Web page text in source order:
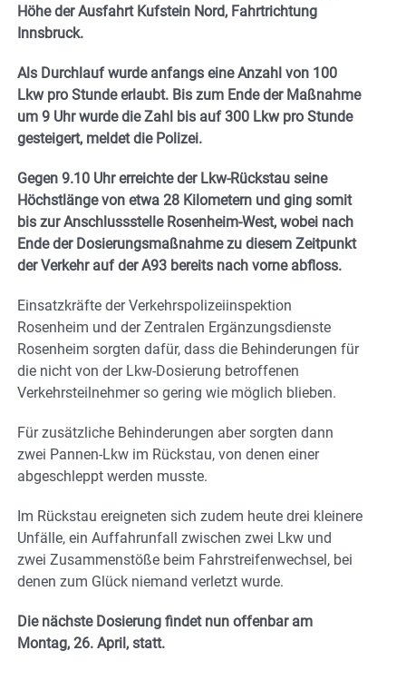
Höhe der Ausfahrt Kufstein Nord, Fahrtrichtung
Innsbruck.
Als Durchlauf wurde anfangs eine Anzahl von 100
Lkw pro Stunde erlaubt. Bis zum Ende der Maßnahme
um 9 Uhr wurde die Zahl bis auf 300 Lkw pro Stunde
gesteigert, meldet die Polizei.
Gegen 9.10 Uhr erreichte der Lkw-Rückstau seine
Höchstlänge von etwa 28 Kilometern und ging somit
bis zur Anschlussstelle Rosenheim-West, wobei nach
Ende der Dosierungsmaßnahme zu diesem Zeitpunkt
der Verkehr auf der A93 bereits nach vorne abfloss.
Einsatzkräfte der Verkehrspolizeiinspektion
Rosenheim und der Zentralen Ergänzungsdienste
Rosenheim sorgten dafür, dass die Behinderungen für
die nicht von der Lkw-Dosierung betroffenen
Verkehrsteilnehmer so gering wie möglich blieben.
Für zusätzliche Behinderungen aber sorgten dann
zwei Pannen-Lkw im Rückstau, von denen einer
abgeschleppt werden musste.
Im Rückstau ereigneten sich zudem heute drei kleinere
Unfälle, ein Auffahrunfall zwischen zwei Lkw und
zwei Zusammenstöße beim Fahrstreifenwechsel, bei
denen zum Glück niemand verletzt wurde.
Die nächste Dosierung findet nun offenbar am
Montag, 26. April, statt.